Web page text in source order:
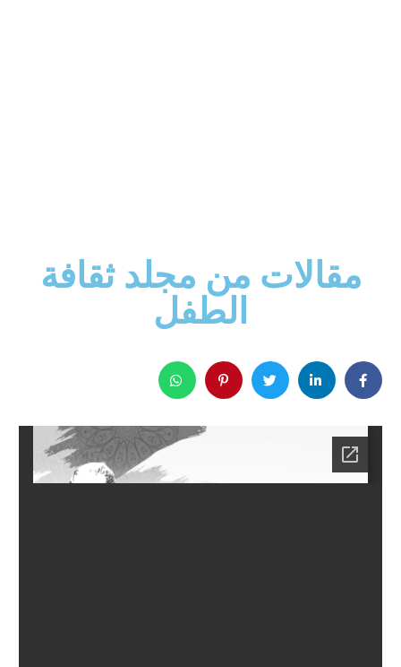
مقالات من مجلد ثقافة
الطفل